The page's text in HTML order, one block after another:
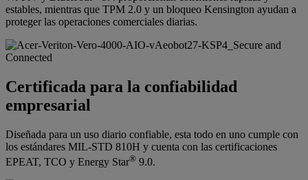
estables, mientras que TPM 2.0 y un bloqueo Kensington ayudan a
proteger las operaciones comerciales diarias.
Certificada para la confiabilidad
empresarial
Diseñada para un uso diario confiable, esta todo en uno cumple con
los estándares MIL-STD 810H y cuenta con las certificaciones
EPEAT, TCO y Energy Star® 9.0.